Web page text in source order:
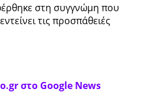
στη συγγνώμη που
τις προσπάθειές
στο Google News